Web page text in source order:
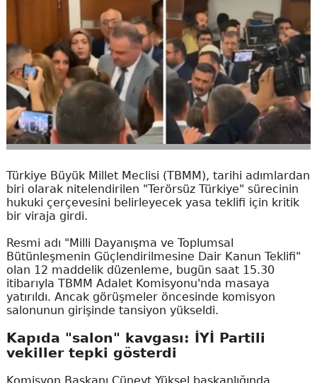
Türkiye Büyük Millet Meclisi (TBMM), tarihi adımlardan
biri olarak nitelendirilen "Terörsüz Türkiye" sürecinin
hukuki çerçevesini belirleyecek yasa teklifi için kritik
bir viraja girdi.
Resmi adı "Milli Dayanışma ve Toplumsal
Bütünleşmenin Güçlendirilmesine Dair Kanun Teklifi"
olan 12 maddelik düzenleme, bugün saat 15.30
itibarıyla TBMM Adalet Komisyonu'nda masaya
yatırıldı. Ancak görüşmeler öncesinde komisyon
salonunun girişinde tansiyon yükseldi.
Kapıda "salon" kavgası: İYİ Partili
vekiller tepki gösterdi